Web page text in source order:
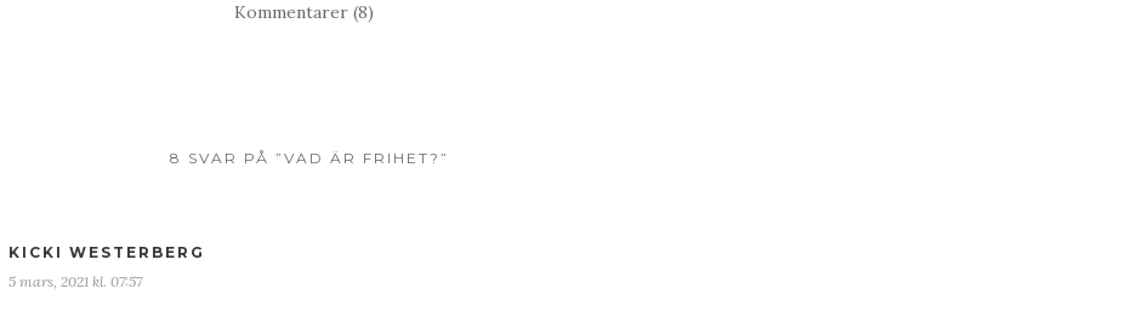
Kommentarer (8)
8 SVAR PÅ ”VAD ÄR FRIHET?”
KICKI WESTERBERG
5 mars, 2021 kl. 07:57